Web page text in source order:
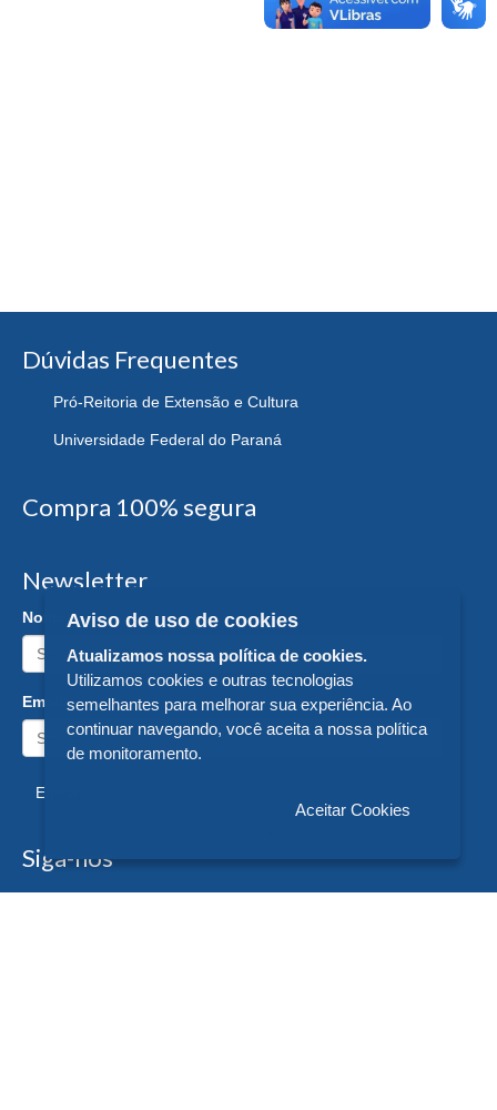
Dúvidas Frequentes
Pró-Reitoria de Extensão e Cultura
Universidade Federal do Paraná
Compra 100% segura
Newsletter
Nome:
Email:
Enviar
Siga-nos
Aviso de uso de cookies
Atualizamos nossa política de cookies.
Utilizamos cookies e outras tecnologias
semelhantes para melhorar sua experiência. Ao
continuar navegando, você aceita a nossa política
de monitoramento.
Aceitar Cookies